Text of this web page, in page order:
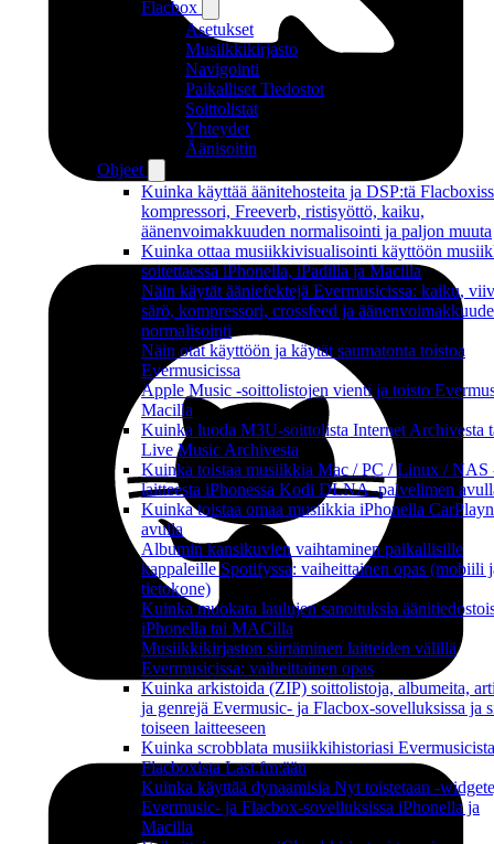
Flacbox
Asetukset
Musiikkikirjasto
Navigointi
Paikalliset Tiedostot
Soittolistat
Yhteydet
Äänisoitin
Ohjeet
Kuinka käyttää äänitehosteita ja DSP:tä
kompressori, Freeverb, ristisyöttö, kaiku,
äänenvoimakkuuden normalisointi ja paljon muuta
Kuinka ottaa musiikkivisualisointi käyttöön
soitettaessa iPhonella, iPadilla ja Macilla
Näin käytät ääniefektejä Evermusicissa: kaiku,
särö, kompressori, crossfeed ja
normalisointi
Näin otat käyttöön ja käytät saumatonta toistoa
Evermusicissa
Apple Music -soittolistojen vienti ja toisto
Macilla
Kuinka luoda M3U-soittolista Internet Archivesta
Live Music Archivesta
Kuinka toistaa musiikkia Mac / PC / Linux / NAS
laitteesta iPhonessa Kodi DLNA -palvelimen
Kuinka toistaa omaa musiikkia iPhonella CarPlayn
avulla
Albumin kansikuvien vaihtaminen paikallisille
kappaleille Spotifyssa: vaiheittainen opas (mobiili
tietokone)
Kuinka muokata laulujen sanoituksia
iPhonella tai MACilla
Musiikkikirjaston siirtäminen laitteiden välillä
Evermusicissa: vaiheittainen opas
Kuinka arkistoida (ZIP) soittolistoja, albumeita,
ja genrejä Evermusic- ja Flacbox-sovelluksissa ja
toiseen laitteeseen
Kuinka scrobblata musiikkihistoriasi
Flacboxista Last.fm:ään
Kuinka käyttää dynaamisia Nyt toistetaan -
Evermusic- ja Flacbox-sovelluksissa iPhonella ja
Macilla